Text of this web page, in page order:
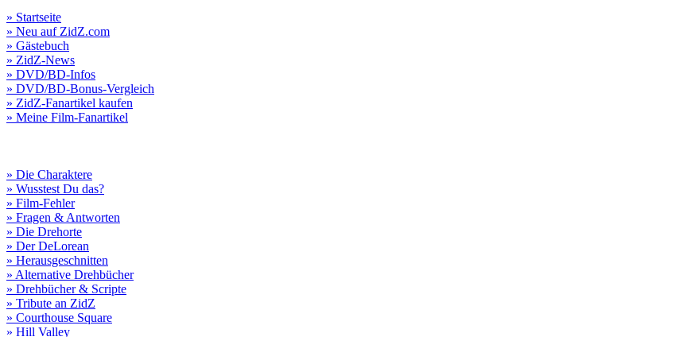
» Startseite
» Neu auf ZidZ.com
» Gästebuch
» ZidZ-News
» DVD/BD-Infos
» DVD/BD-Bonus-Vergleich
» ZidZ-Fanartikel kaufen
» Meine Film-Fanartikel
» Die Charaktere
» Wusstest Du das?
» Film-Fehler
» Fragen & Antworten
» Die Drehorte
» Der DeLorean
» Herausgeschnitten
» Alternative Drehbücher
» Drehbücher & Scripte
» Tribute an ZidZ
» Courthouse Square
» Hill Valley